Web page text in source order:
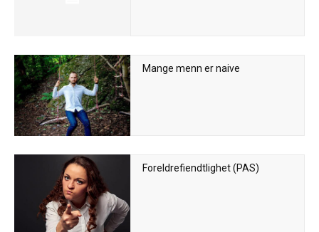
Mange menn er naive
Foreldrefiendtlighet (PAS)